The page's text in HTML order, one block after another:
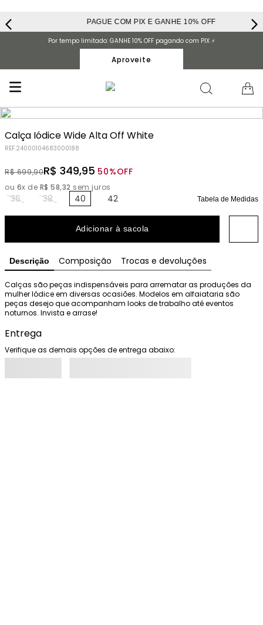
PAGUE COM PIX E GANHE 10% OFF
Por tempo limitado: GANHE 10% OFF pagando com PIX ⚡️
Aproveite
Calça Iódice Wide Alta Off White
REF.24000104683000188
R$ 699,90R$ 349,95 50%OFF
ou 6x de R$ 58,32 sem juros
36 38 40 42 Tabela de Medidas
Adicionar à sacola
Descrição Composição Trocas e devoluções
Calças são peças indispensáveis para arrematar as produções da
mulher Iódice em diversas ocasiões. Modelos em alfaiataria são
peças desejo que acompanham looks de trabalho até eventos
noturnos. Invista e arrase!
Entrega
Verifique as demais opções de entrega abaixo: